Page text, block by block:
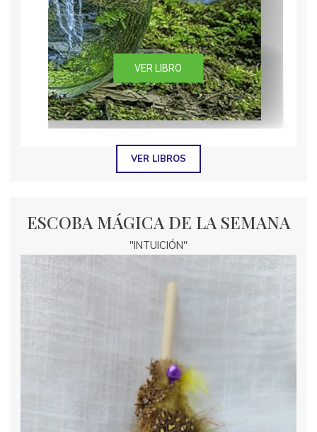
VER LIBRO
VER LIBROS
ESCOBA MÁGICA DE LA SEMANA
"INTUICIÓN"